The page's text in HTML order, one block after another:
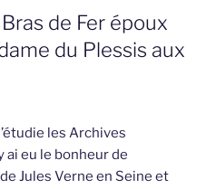
de Fer époux
du Plessis aux
les Archives
ai eu le bonheur de
Jules Verne en Seine et